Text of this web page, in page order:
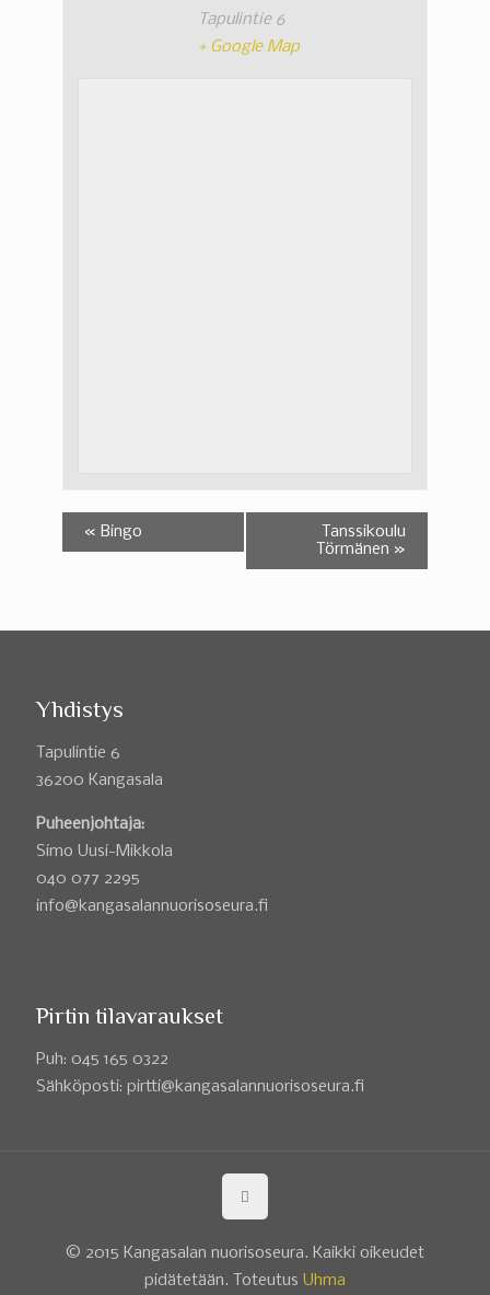
Tapulintie 6
+ Google Map
« Bingo
Tanssikoulu
Törmänen »
Yhdistys
Tapulintie 6
36200 Kangasala
Puheenjohtaja:
Simo Uusi-Mikkola
040 077 2295
info@kangasalannuorisoseura.fi
Pirtin tilavaraukset
Puh: 045 165 0322
Sähköposti: pirtti@kangasalannuorisoseura.fi
© 2015 Kangasalan nuorisoseura. Kaikki oikeudet
pidätetään. Toteutus Uhma